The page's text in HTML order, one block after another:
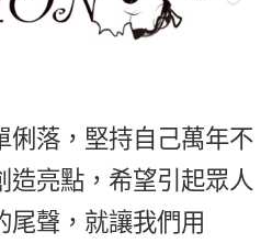
俐落，堅持自己萬年不
造亮點，希望引起眾人
尾聲，就讓我們用